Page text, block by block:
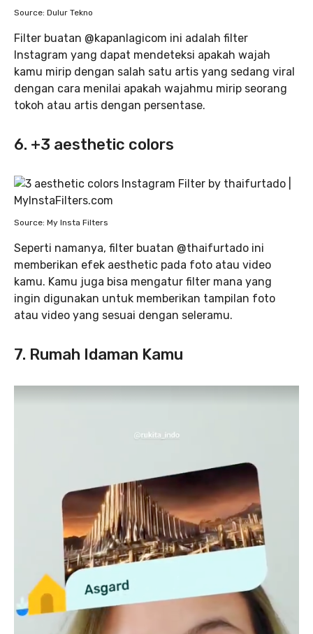
Source: Dulur Tekno
Filter buatan @kapanlagicom ini adalah filter
Instagram yang dapat mendeteksi apakah wajah
kamu mirip dengan salah satu artis yang sedang viral
dengan cara menilai apakah wajahmu mirip seorang
tokoh atau artis dengan persentase.
6. +3 aesthetic colors
Source: My Insta Filters
Seperti namanya, filter buatan @thaifurtado ini
memberikan efek aesthetic pada foto atau video
kamu. Kamu juga bisa mengatur filter mana yang
ingin digunakan untuk memberikan tampilan foto
atau video yang sesuai dengan seleramu.
7. Rumah Idaman Kamu